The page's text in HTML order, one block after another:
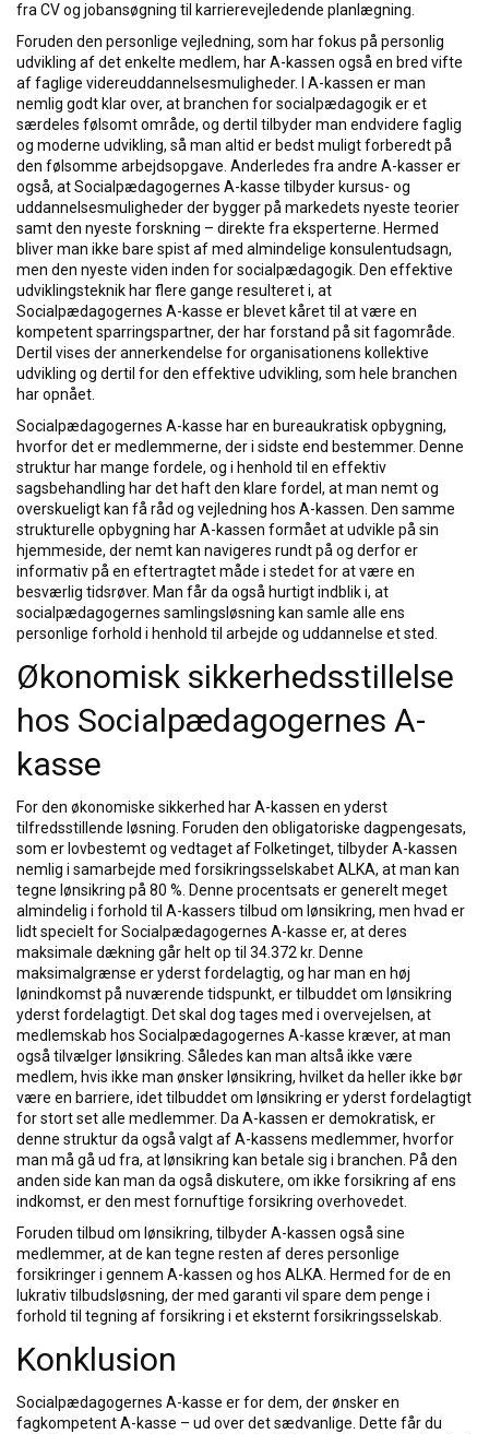
fra CV og jobansøgning til karrierevejledende planlægning.
Foruden den personlige vejledning, som har fokus på personlig
udvikling af det enkelte medlem, har A-kassen også en bred vifte
af faglige videreuddannelsesmuligheder. I A-kassen er man
nemlig godt klar over, at branchen for socialpædagogik er et
særdeles følsomt område, og dertil tilbyder man endvidere faglig
og moderne udvikling, så man altid er bedst muligt forberedt på
den følsomme arbejdsopgave. Anderledes fra andre A-kasser er
også, at Socialpædagogernes A-kasse tilbyder kursus- og
uddannelsesmuligheder der bygger på markedets nyeste teorier
samt den nyeste forskning – direkte fra eksperterne. Hermed
bliver man ikke bare spist af med almindelige konsulentudsagn,
men den nyeste viden inden for socialpædagogik. Den effektive
udviklingsteknik har flere gange resulteret i, at
Socialpædagogernes A-kasse er blevet kåret til at være en
kompetent sparringspartner, der har forstand på sit fagområde.
Dertil vises der annerkendelse for organisationens kollektive
udvikling og dertil for den effektive udvikling, som hele branchen
har opnået.
Socialpædagogernes A-kasse har en bureaukratisk opbygning,
hvorfor det er medlemmerne, der i sidste end bestemmer. Denne
struktur har mange fordele, og i henhold til en effektiv
sagsbehandling har det haft den klare fordel, at man nemt og
overskueligt kan få råd og vejledning hos A-kassen. Den samme
strukturelle opbygning har A-kassen formået at udvikle på sin
hjemmeside, der nemt kan navigeres rundt på og derfor er
informativ på en eftertragtet måde i stedet for at være en
besværlig tidsrøver. Man får da også hurtigt indblik i, at
socialpædagogernes samlingsløsning kan samle alle ens
personlige forhold i henhold til arbejde og uddannelse et sted.
Økonomisk sikkerhedsstillelse
hos Socialpædagogernes A-
kasse
For den økonomiske sikkerhed har A-kassen en yderst
tilfredsstillende løsning. Foruden den obligatoriske dagpengesats,
som er lovbestemt og vedtaget af Folketinget, tilbyder A-kassen
nemlig i samarbejde med forsikringsselskabet ALKA, at man kan
tegne lønsikring på 80 %. Denne procentsats er generelt meget
almindelig i forhold til A-kassers tilbud om lønsikring, men hvad er
lidt specielt for Socialpædagogernes A-kasse er, at deres
maksimale dækning går helt op til 34.372 kr. Denne
maksimalgrænse er yderst fordelagtig, og har man en høj
lønindkomst på nuværende tidspunkt, er tilbuddet om lønsikring
yderst fordelagtigt. Det skal dog tages med i overvejelsen, at
medlemskab hos Socialpædagogernes A-kasse kræver, at man
også tilvælger lønsikring. Således kan man altså ikke være
medlem, hvis ikke man ønsker lønsikring, hvilket da heller ikke bør
være en barriere, idet tilbuddet om lønsikring er yderst fordelagtigt
for stort set alle medlemmer. Da A-kassen er demokratisk, er
denne struktur da også valgt af A-kassens medlemmer, hvorfor
man må gå ud fra, at lønsikring kan betale sig i branchen. På den
anden side kan man da også diskutere, om ikke forsikring af ens
indkomst, er den mest fornuftige forsikring overhovedet.
Foruden tilbud om lønsikring, tilbyder A-kassen også sine
medlemmer, at de kan tegne resten af deres personlige
forsikringer i gennem A-kassen og hos ALKA. Hermed for de en
lukrativ tilbudsløsning, der med garanti vil spare dem penge i
forhold til tegning af forsikring i et eksternt forsikringsselskab.
Konklusion
Socialpædagogernes A-kasse er for dem, der ønsker en
fagkompetent A-kasse – ud over det sædvanlige. Dette får du